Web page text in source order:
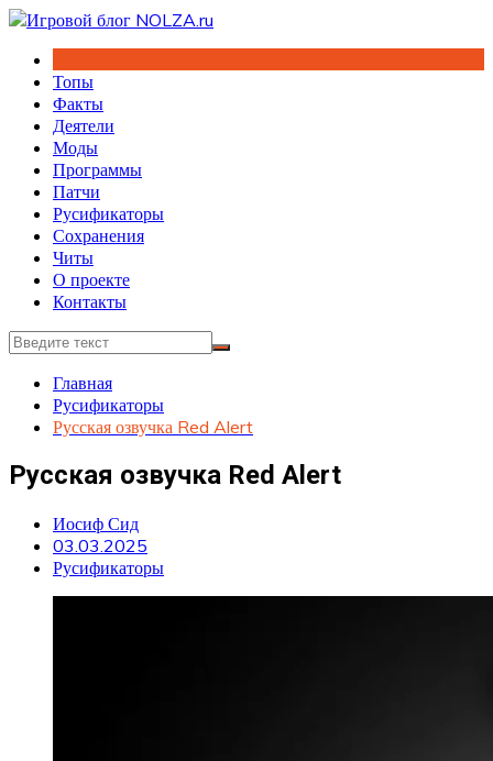
Перейти
содержимому
Топы
Факты
Деятели
Моды
Программы
Патчи
Русификаторы
Сохранения
Читы
О проекте
Контакты
Главная
Русификаторы
Русская озвучка Red Alert
Русская озвучка Red Alert
Иосиф Сид
03.03.2025
Русификаторы